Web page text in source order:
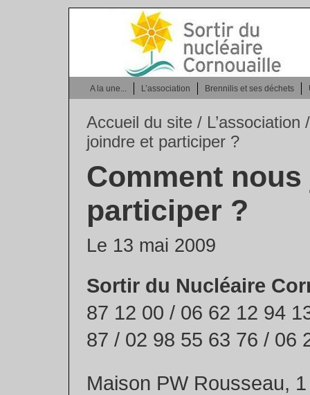
A la une... L’association Brennilis et ses déchets
Accueil du site / L’association
joindre et participer ?
Comment
participer ?
Le 13 mai 2009
Sortir du Nucléaire
87 12 00 / 06 62 12 94
87 / 02 98 55 63 76 / 06
Maison PW Rousseau,